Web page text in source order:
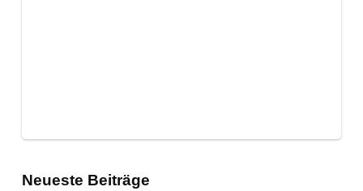
Neueste Beiträge